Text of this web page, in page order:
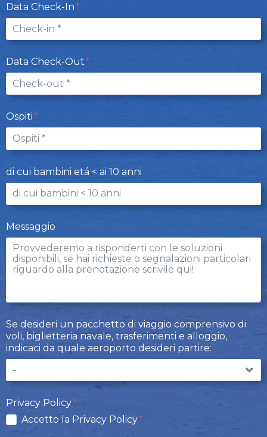
Data Check-In
Data Check-Out
Ospiti
di cui bambini etá < ai 10 anni
Messaggio
Se desideri un pacchetto di viaggio comprensivo di
voli, biglietteria navale, trasferimenti e alloggio,
indicaci da quale aeroporto desideri partire:
Privacy Policy
Accetto la Privacy Policy